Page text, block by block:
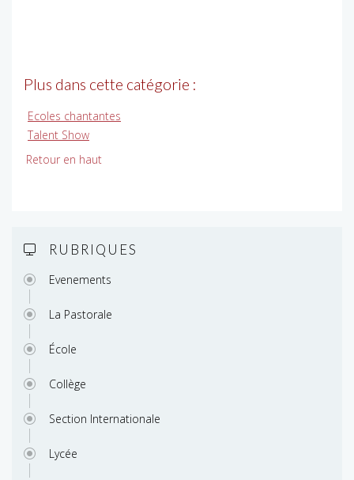
Plus dans cette catégorie :
Ecoles chantantes
Talent Show
Retour en haut
RUBRIQUES
Evenements
La Pastorale
École
Collège
Section Internationale
Lycée